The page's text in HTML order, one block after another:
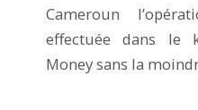
Cameroun
effectuée dans le
Money sans la